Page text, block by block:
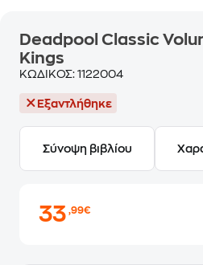
Deadpool Classic
Kings
ΚΩΔΙΚΟΣ: 1122004
Εξαντλήθηκε
Σύνοψη βιβλίου
33,99€